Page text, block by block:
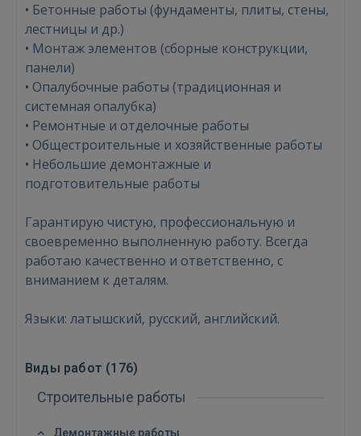
• Бетонные работы (фундаменты, плиты, стены,
лестницы и др.)
• Монтаж элементов (сборные конструкции,
панели)
• Опалубочные работы (традиционная и
системная опалубка)
• Ремонтные и отделочные работы
• Общестроительные и хозяйственные работы
• Небольшие демонтажные и
подготовительные работы
Гарантирую чистую, профессиональную и
своевременно выполненную работу. Всегда
работаю качественно и ответственно, с
вниманием к деталям.
Языки: латышский, русский, английский.
Виды работ (176)
Строительные работы
Демонтажные работы